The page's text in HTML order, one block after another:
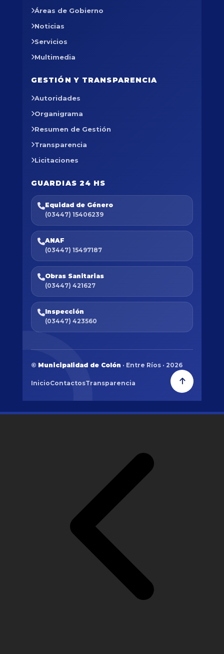
Áreas de Gobierno
Noticias
Servicios
Multimedia
GESTIÓN Y TRANSPARENCIA
Autoridades
Organigrama
Resumen de Gestión
Transparencia
Licitaciones
GUARDIAS 24 HS
Equidad de Género
(03447) 15406239
ANAF
(03447) 15497187
Obras Sanitarias
(03447) 421627
Inspección
(03447) 423560
© Municipalidad de Colón · Entre Ríos · 2026
InicioContactosTransparencia